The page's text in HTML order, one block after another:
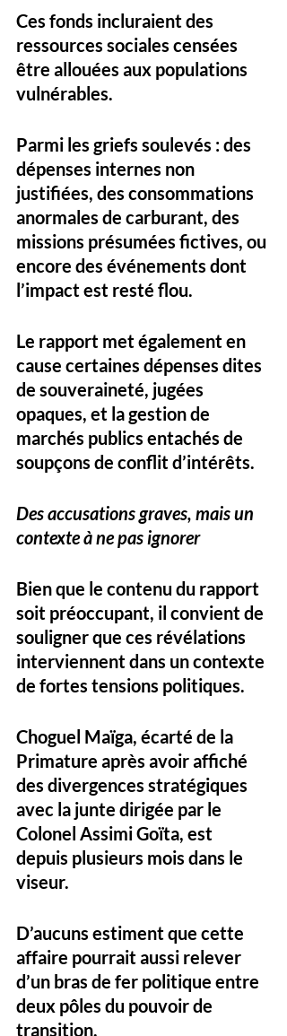
Ces fonds incluraient des
ressources sociales censées
être allouées aux populations
vulnérables.
Parmi les griefs soulevés : des
dépenses internes non
justifiées, des consommations
anormales de carburant, des
missions présumées fictives, ou
encore des événements dont
l’impact est resté flou.
Le rapport met également en
cause certaines dépenses dites
de souveraineté, jugées
opaques, et la gestion de
marchés publics entachés de
soupçons de conflit d’intérêts.
Des accusations graves, mais un
contexte à ne pas ignorer
Bien que le contenu du rapport
soit préoccupant, il convient de
souligner que ces révélations
interviennent dans un contexte
de fortes tensions politiques.
Choguel Maïga, écarté de la
Primature après avoir affiché
des divergences stratégiques
avec la junte dirigée par le
Colonel Assimi Goïta, est
depuis plusieurs mois dans le
viseur.
D’aucuns estiment que cette
affaire pourrait aussi relever
d’un bras de fer politique entre
deux pôles du pouvoir de
transition.